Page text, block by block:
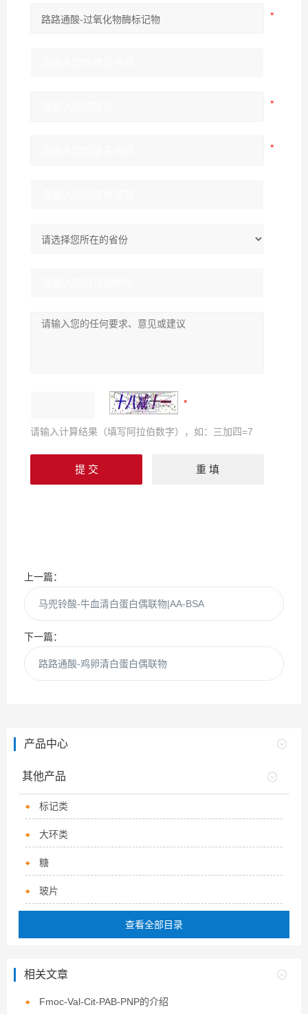
请输入计算结果（填写阿拉伯数字），如：三加四=7
上一篇：
马兜铃酸-牛血清白蛋白偶联物|AA-BSA
下一篇：
路路通酸-鸡卵清白蛋白偶联物
产品中心
其他产品
标记类
大环类
糖
玻片
查看全部目录
相关文章
Fmoc-Val-Cit-PAB-PNP的介绍